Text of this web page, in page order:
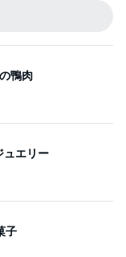
鴨肉
エリー
子